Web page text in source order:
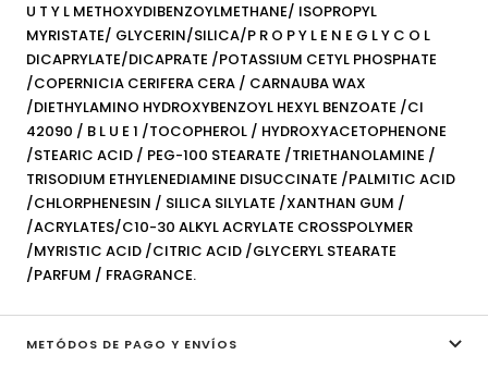
U T Y L METHOXYDIBENZOYLMETHANE/ ISOPROPYL
MYRISTATE/ GLYCERIN/SILICA/P R O P Y L E N E G L Y C O L
DICAPRYLATE/DICAPRATE /POTASSIUM CETYL PHOSPHATE
/COPERNICIA CERIFERA CERA / CARNAUBA WAX
/DIETHYLAMINO HYDROXYBENZOYL HEXYL BENZOATE /CI
42090 / B L U E 1 /TOCOPHEROL / HYDROXYACETOPHENONE
/STEARIC ACID / PEG-100 STEARATE /TRIETHANOLAMINE /
TRISODIUM ETHYLENEDIAMINE DISUCCINATE /PALMITIC ACID
/CHLORPHENESIN / SILICA SILYLATE /XANTHAN GUM /
/ACRYLATES/C10-30 ALKYL ACRYLATE CROSSPOLYMER
/MYRISTIC ACID /CITRIC ACID /GLYCERYL STEARATE
/PARFUM / FRAGRANCE.
METÓDOS DE PAGO Y ENVÍOS